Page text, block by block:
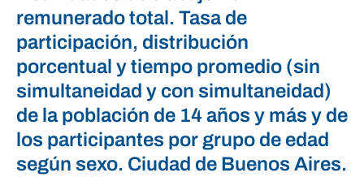
remunerado total. Tasa de
participación, distribución
porcentual y tiempo promedio (sin
simultaneidad y con simultaneidad)
de la población de 14 años y más y de
los participantes por grupo de edad
según sexo. Ciudad de Buenos Aires.